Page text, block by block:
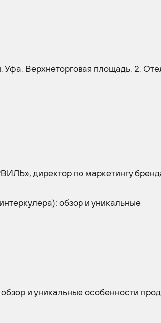
Уфа, Верхнеторговая площадь, 2,
директор по маркетингу
обзор и уникальные
и уникальные особенности